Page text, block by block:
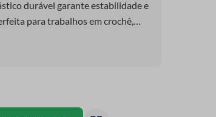
durável garante estabilidade e
para trabalhos em crochê,
A tonalidade preta traz